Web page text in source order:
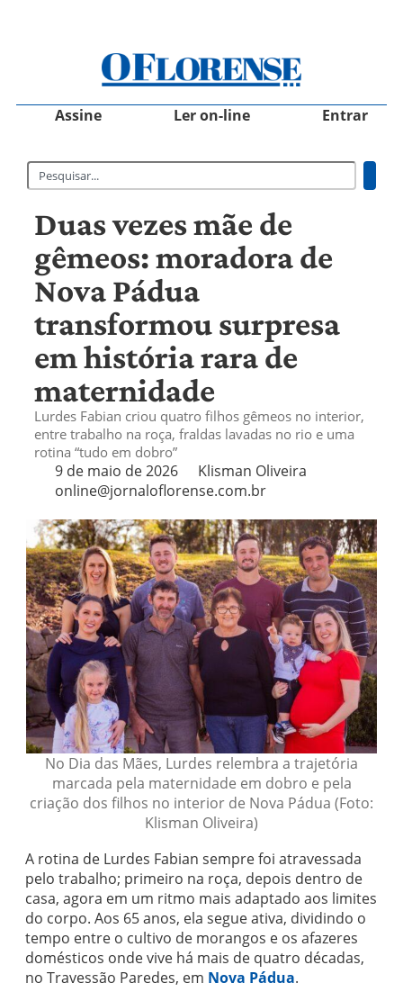
Assine Ler on-line Entrar
Duas vezes mãe de
gêmeos: moradora de
Nova Pádua
transformou surpresa
em história rara de
maternidade
Lurdes Fabian criou quatro filhos gêmeos no interior,
entre trabalho na roça, fraldas lavadas no rio e uma
rotina “tudo em dobro”
9 de maio de 2026
Klisman Oliveira
online@jornaloflorense.com.br
No Dia das Mães, Lurdes relembra a trajetória
marcada pela maternidade em dobro e pela
criação dos filhos no interior de Nova Pádua (Foto:
Klisman Oliveira)
A rotina de Lurdes Fabian sempre foi atravessada
pelo trabalho; primeiro na roça, depois dentro de
casa, agora em um ritmo mais adaptado aos limites
do corpo. Aos 65 anos, ela segue ativa, dividindo o
tempo entre o cultivo de morangos e os afazeres
domésticos onde vive há mais de quatro décadas,
no Travessão Paredes, em Nova Pádua.